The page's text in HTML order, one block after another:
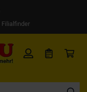
Filialfinder